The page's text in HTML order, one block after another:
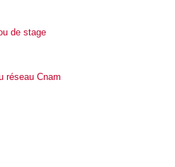
de stage
réseau Cnam